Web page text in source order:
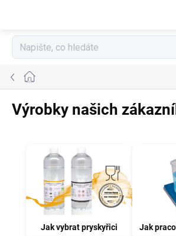
Domů
Výrobky našich
Jak vybrat pryskyřici Jak